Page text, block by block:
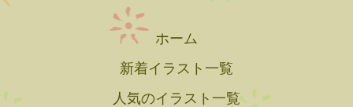
ホーム
新着イラスト一覧
人気のイラスト一覧